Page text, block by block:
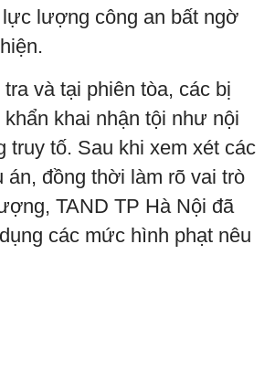
lực lượng công an bất ngờ
và tại phiên tòa, các bị
khẩn khai nhận tội như nội
truy tố. Sau khi xem xét các
án, đồng thời làm rõ vai trò
TAND TP Hà Nội đã
các mức hình phạt nêu